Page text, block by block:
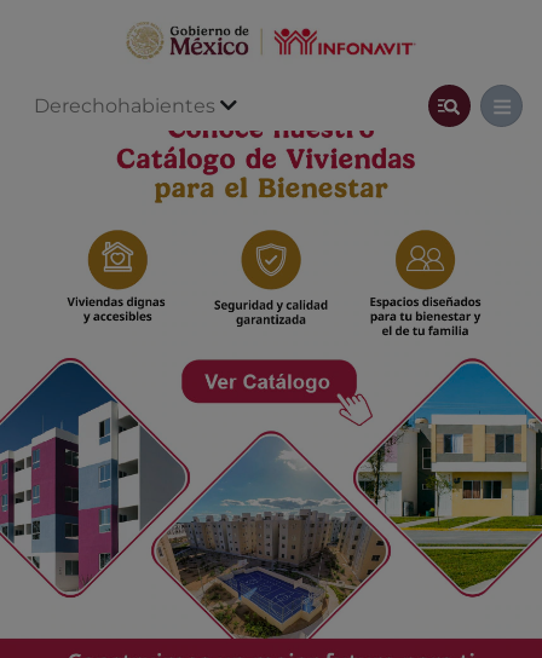
Derechohabientes